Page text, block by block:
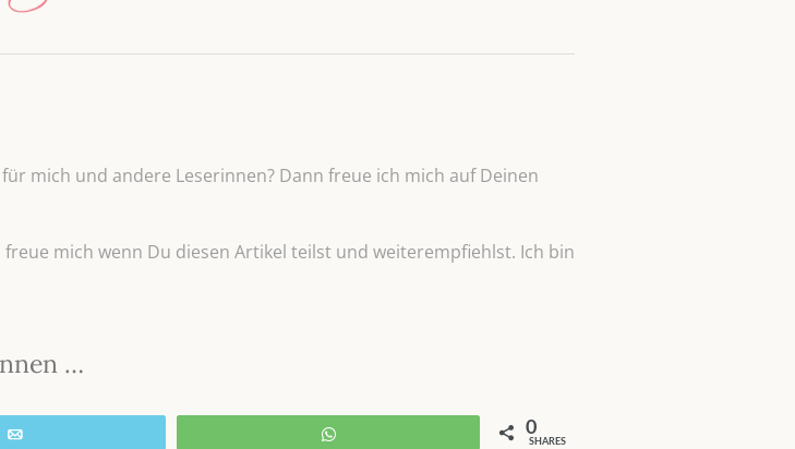
mich und andere Leserinnen? Dann freue ich mich auf Deinen
mich wenn Du diesen Artikel teilst und weiterempfiehlst. Ich bin
…
0
SHARES